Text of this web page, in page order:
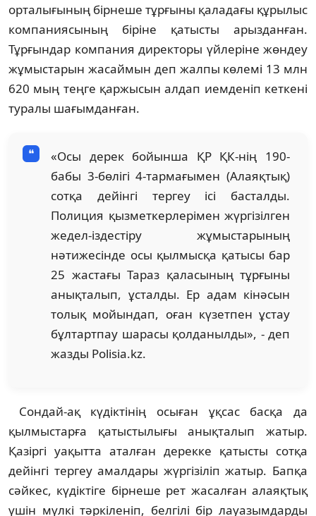
орталығының бiрнеше тұрғыны қаладағы құрылыс
компаниясының бiрiне қатысты арызданған.
Тұрғындар компания директоры үйлерiне жөндеу
жұмыстарын жасаймын деп жалпы көлемі 13 млн
620 мың теңге қаржысын алдап иемденіп кеткені
туралы шағымданған.
«Осы дерек бойынша ҚР ҚК-нің 190-
бабы 3-бөлiгi 4-тармағымен (Алаяқтық)
сотқа дейінгі тергеу iсi басталды.
Полиция қызметкерлерімен жүргізілген
жедел-іздестіру жұмыстарының
нәтижесінде осы қылмысқа қатысы бар
25 жастағы Тараз қаласының тұрғыны
анықталып, ұсталды. Ер адам кiнәсын
толық мойындап, оған күзетпен ұстау
бұлтартпау шарасы қолданылды», - деп
жазды Polisia.kz.
Сондай-ақ күдіктінiң осыған ұқсас басқа да
қылмыстарға қатыстылығы анықталып жатыр.
Қазіргі уақытта аталған дерекке қатысты сотқа
дейінгі тергеу амалдары жүргізіліп жатыр. Бапқа
сәйкес, күдіктіге бірнеше рет жасалған алаяқтық
үшiн мүлкi тәркiленіп, белгiлi бiр лауазымдарды